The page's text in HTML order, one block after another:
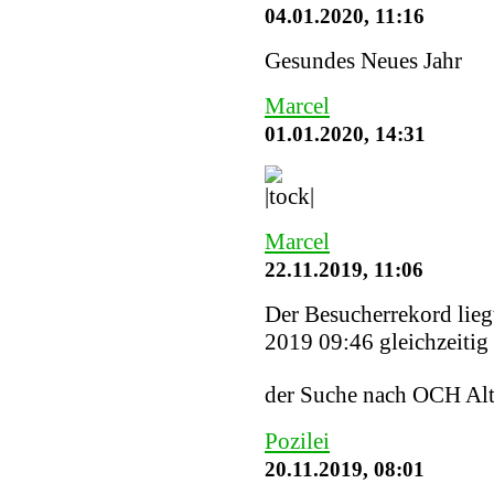
04.01.2020, 11:16
Gesundes Neues Jahr
Marcel
01.01.2020, 14:31
Marcel
22.11.2019, 11:06
Der Besucherrekord
2019 09:46
der Suche nach OCH
Pozilei
20.11.2019, 08:01